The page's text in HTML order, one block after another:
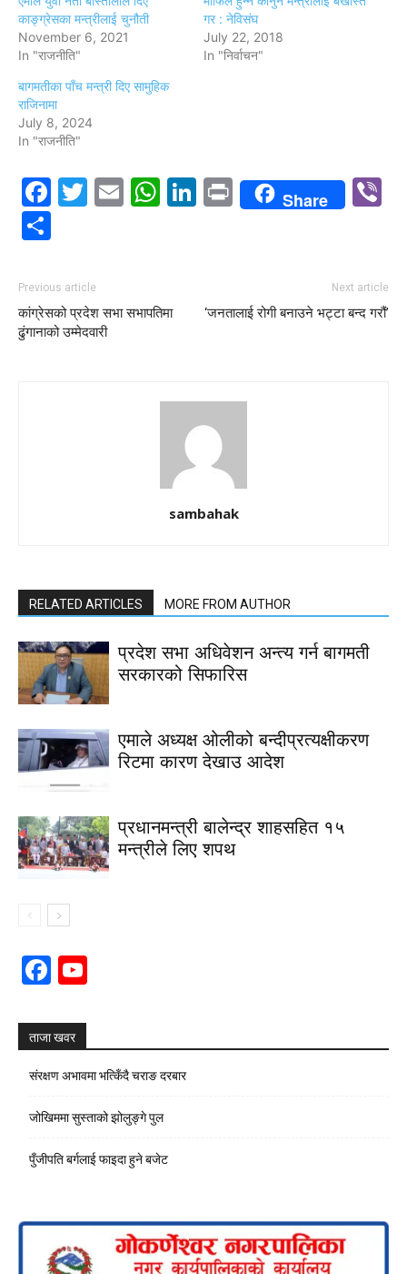
काङ्ग्रेसका मन्त्रीलाई चुनौती
November 6, 2021
In "राजनीति"
गर : नेविसंघ
July 22, 2018
In "निर्वाचन"
बागमतीका पाँच मन्त्री दिए सामुहिक
राजिनामा
July 8, 2024
In "राजनीति"
Facebook
Twitter
EmailWhatsApp
LinkedIn
PrintShare
Previous article
कांग्रेसको प्रदेश सभा सभापतिमा
ढुंगानाको उम्मेदवारी
Next article
‘जनतालाई रोगी बनाउने भट्टा बन्द गरौं’
sambahak
RELATED ARTICLES MORE FROM AUTHOR
प्रदेश सभा अधिवेशन अन्त्य गर्न बागमती
सरकारको सिफारिस
एमाले अध्यक्ष ओलीको बन्दीप्रत्यक्षीकरण
रिटमा कारण देखाउ आदेश
प्रधानमन्त्री बालेन्द्र शाहसहित १५
मन्त्रीले लिए शपथ
Facebook
ताजा खवर
संरक्षण अभावमा भत्किँदै चराङ दरबार
जोखिममा सुस्ताको झोलुङ्गे पुल
पुँजीपति बर्गलाई फाइदा हुने बजेट